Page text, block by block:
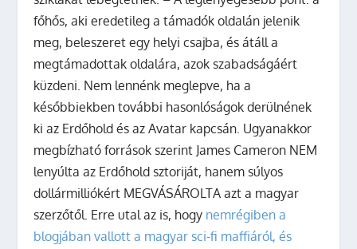
főhős, aki eredetileg a támadók oldalán jelenik
meg, beleszeret egy helyi csajba, és átáll a
megtámadottak oldalára, azok szabadságáért
küzdeni. Nem lennénk meglepve, ha a
későbbiekben további hasonlóságok derülnének
ki az Erdőhold és az Avatar kapcsán. Ugyanakkor
megbízható források szerint James Cameron NEM
lenyúlta az Erdőhold sztoriját, hanem súlyos
dollármilliókért MEGVÁSÁROLTA azt a magyar
szerzőtől. Erre utal az is, hogy nemrégiben a
blogjában vallott a magyar sci-fi maffiáról, és